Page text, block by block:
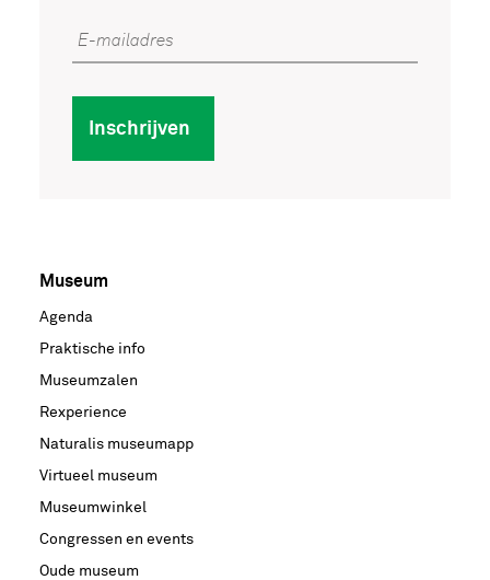
E-mailadres
Inschrijven
hoofdnavigatie
Museum
Agenda
Praktische info
Museumzalen
Rexperience
Naturalis museumapp
Virtueel museum
Museumwinkel
Congressen en events
Oude museum